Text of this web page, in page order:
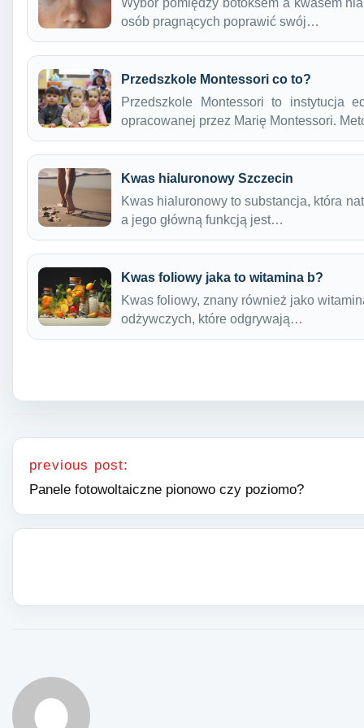
Wybór pomiędzy botoksem a kwasem
osób pragnących poprawić swój…
Przedszkole Montessori co to?
Przedszkole Montessori to instytucja
opracowanej przez Marię Montessori.
Kwas hialuronowy Szczecin
Kwas hialuronowy to substancja, która
a jego główną funkcją jest…
Kwas foliowy jaka to witamina b?
Kwas foliowy, znany również jako
odżywczych, które odgrywają…
Nawigacja wpisu
previous post:
Panele fotowoltaiczne pionowo czy poziomo?